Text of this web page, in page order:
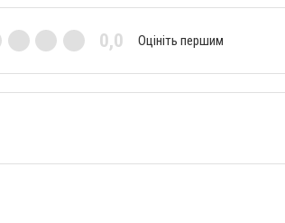
0,0 Оцініть першим